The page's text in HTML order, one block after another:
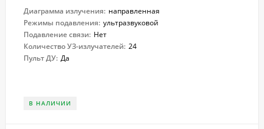
Диаграмма излучения: направленная
Режимы подавления: ультразвуковой
Подавление связи: Нет
Количество УЗ-излучателей: 24
Пульт ДУ: Да
В НАЛИЧИИ